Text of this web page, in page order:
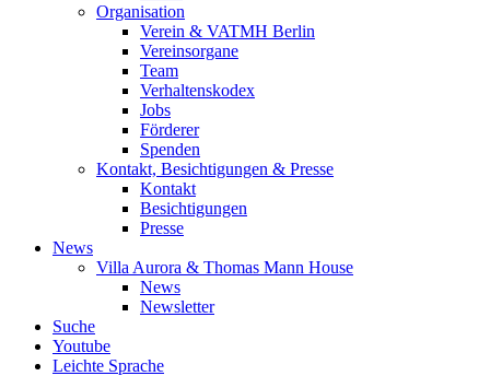
Organisation
Verein & VATMH Berlin
Vereinsorgane
Team
Verhaltenskodex
Jobs
Förderer
Spenden
Kontakt, Besichtigungen & Presse
Kontakt
Besichtigungen
Presse
News
Villa Aurora & Thomas Mann House
News
Newsletter
Suche
Youtube
Leichte Sprache